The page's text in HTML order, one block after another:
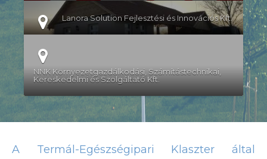
Lanora Solution Fejlesztési és Innovációs Kft.
NNK Környezetgazdálkodási, Számítástechnikai,
Kereskedelmi és Szolgáltató Kft.
A Termál-Egészségipari Klaszter által